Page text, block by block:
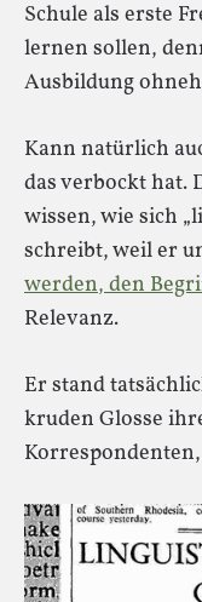
Schule als erste
lernen sollen,
Ausbildung
Kann natürlich
das verbockt hat.
wissen, wie sich
schreibt, weil er
werden, den
Relevanz.
Er stand
kruden Glosse